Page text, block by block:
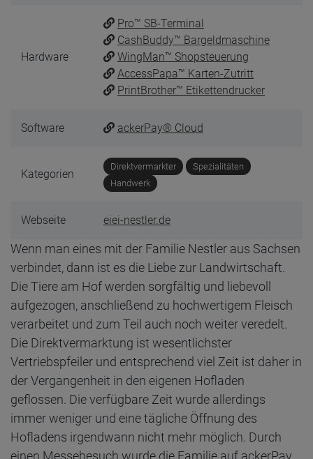
Hardware
Pro™ SB-Terminal
CashBuddy™ Bargeldmaschine
WingMan™ Shopsteuerung
AccessPapa™ Karten-Zutritt
PrintBrother™ Etikettendrucker
Software ackerPay® Cloud
Kategorien
Direktvermarkter
Spezialitäten
Handwerk
Webseite eiei-nestler.de
Wenn man eines mit der Familie Nestler aus Sachsen
verbindet, dann ist es die Liebe zur Landwirtschaft.
Die Tiere am Hof werden sorgfältig und liebevoll
aufgezogen, anschließend zu hochwertigem Fleisch
verarbeitet und zum Teil auch noch weiter veredelt.
Die Direktvermarktung ist wesentlichster
Vertriebspfeiler und entsprechend viel Zeit ist daher in
der Vergangenheit in den eigenen Hofladen
geflossen. Die verfügbare Zeit wurde allerdings
immer weniger und eine tägliche Öffnung des
Hofladens irgendwann nicht mehr möglich. Durch
einen Messebesuch wurde die Familie auf ackerPay